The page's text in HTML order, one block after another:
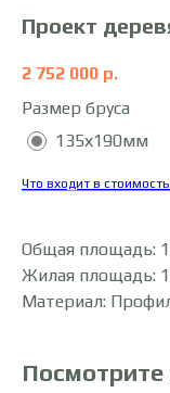
Проект
2 752 000 р.
Размер бруса
135х190мм
Что входит в
Общая площадь:
Жилая площадь:
Материал:
Посмотрите